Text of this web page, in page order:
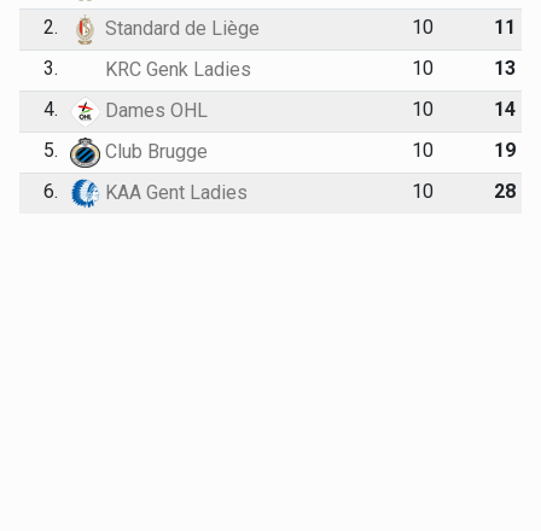
2.
Standard de Liège 10
11
3.
KRC Genk Ladies 10
13
4.
Dames OHL 10
14
5.
Club Brugge 10
19
6.
KAA Gent Ladies 10 28